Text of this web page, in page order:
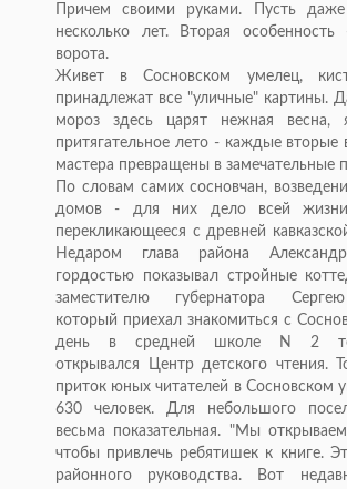
Причем своими руками. Пусть
несколько лет. Вторая
ворота.
Живет в Сосновском умелец,
принадлежат все "уличные" картины.
мороз здесь царят нежная весна,
притягательное лето - каждые вторые
мастера превращены в замечательные
По словам самих сосновчан,
домов - для них дело всей
перекликающееся с древней
Недаром глава района
гордостью показывал стройные
заместителю губернатора
который приехал знакомиться с
день в средней школе N 2
открывался Центр детского чтения.
приток юных читателей в Сосновском
630 человек. Для небольшого
весьма показательная. "Мы
чтобы привлечь ребятишек к книге.
районного руководства. Вот